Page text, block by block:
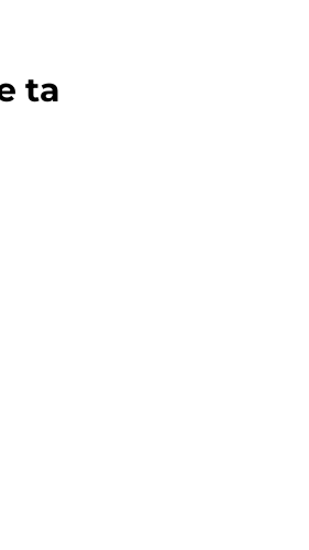
ta